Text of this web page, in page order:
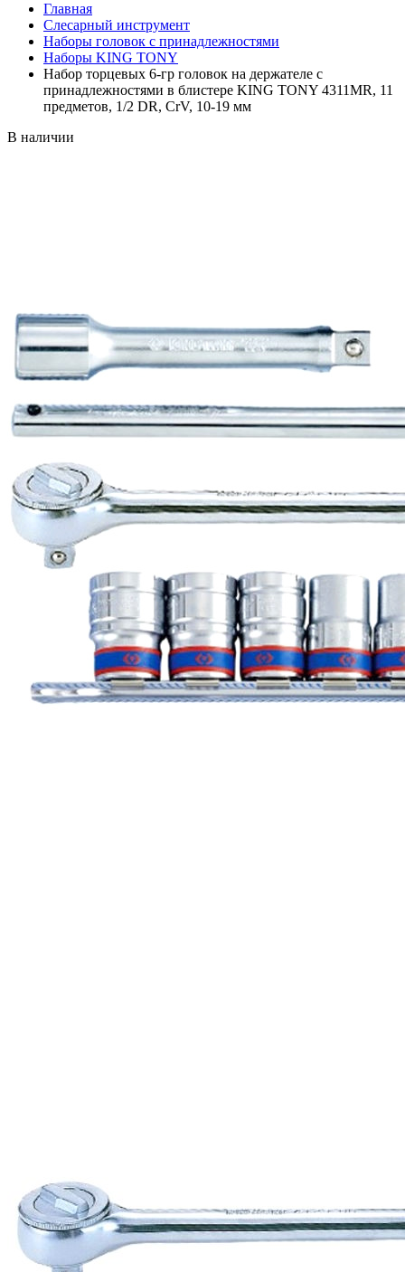
Главная
Слесарный инструмент
Наборы головок с принадлежностями
Наборы KING TONY
Набор торцевых 6-гр головок на держателе с
принадлежностями в блистере KING TONY 4311MR, 11
предметов, 1/2 DR, CrV, 10-19 мм
В наличии